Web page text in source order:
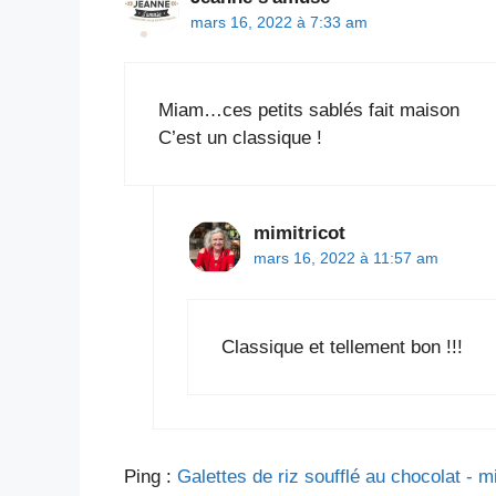
mars 16, 2022 à 7:33 am
Miam…ces petits sablés fait maison
C’est un classique !
mimitricot
mars 16, 2022 à 11:57 am
Classique et tellement bon !!!
Ping : Galettes de riz soufflé au chocolat -